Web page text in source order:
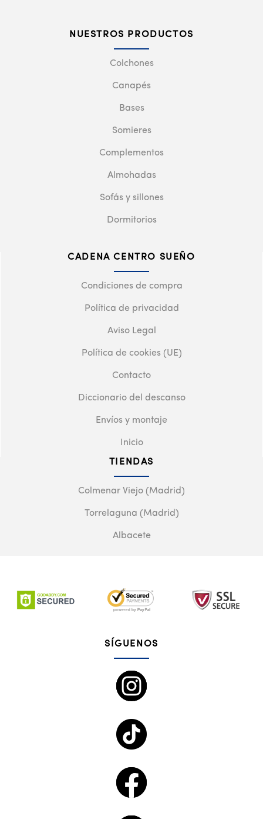
NUESTROS PRODUCTOS
Colchones
Canapés
Bases
Somieres
Complementos
Almohadas
Sofás y sillones
Dormitorios
CADENA CENTRO SUEÑO
Condiciones de compra
Política de privacidad
Aviso Legal
Política de cookies (UE)
Contacto
Diccionario del descanso
Envíos y montaje
Inicio
TIENDAS
Colmenar Viejo (Madrid)
Torrelaguna (Madrid)
Albacete
SÍGUENOS